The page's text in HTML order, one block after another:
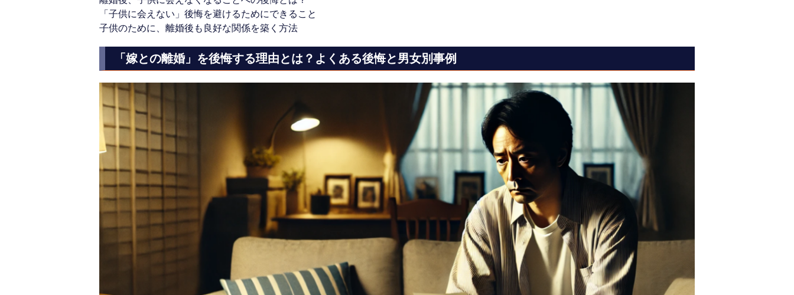
「子供に会えない」後悔を避けるためにできること
子供のために、離婚後も良好な関係を築く方法
「嫁との離婚」を後悔する理由とは？よくある後悔と男女別事例